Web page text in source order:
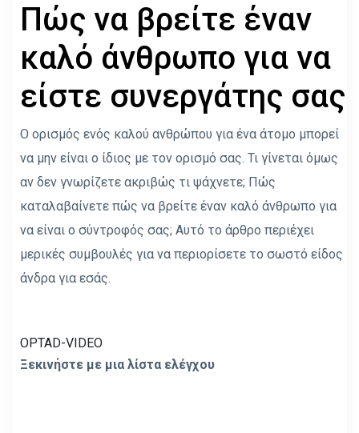
Πώς να βρείτε έναν
καλό άνθρωπο για να
είστε συνεργάτης σας
Ο ορισμός ενός καλού ανθρώπου για ένα άτομο μπορεί
να μην είναι ο ίδιος με τον ορισμό σας. Τι γίνεται όμως
αν δεν γνωρίζετε ακριβώς τι ψάχνετε; Πώς
καταλαβαίνετε πώς να βρείτε έναν καλό άνθρωπο για
να είναι ο σύντροφός σας; Αυτό το άρθρο περιέχει
μερικές συμβουλές για να περιορίσετε το σωστό είδος
άνδρα για εσάς.
OPTAD-VIDEO
Ξεκινήστε με μια λίστα ελέγχου